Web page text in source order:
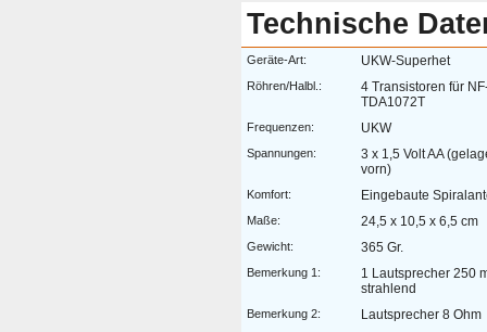
Technische
Geräte-Art: UKW-Superhet
Röhren/Halbl.:
4 Transistoren für
TDA1072T
Frequenzen: UKW
Spannungen:
3 x 1,5 Volt AA
vorn)
Komfort: Eingebaute
Maße: 24,5 x 10,5 x 6,5 cm
Gewicht: 365 Gr.
Bemerkung 1:
1 Lautsprecher 250
strahlend
Bemerkung 2: Lautsprecher 8 Ohm